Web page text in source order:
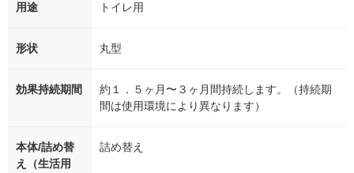
用途 トイレ用
形状 丸型
効果持続期間
約１．５ヶ月〜３ヶ月間持続します。（持続期
間は使用環境により異なります）
本体/詰め替
え（生活用
詰め替え